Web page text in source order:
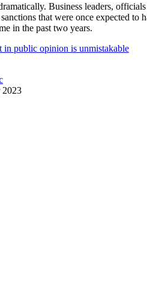
Business leaders,
that were once expected to
in the past two years.
in public opinion is unmistakable
2023